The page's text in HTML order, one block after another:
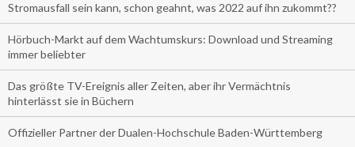
Stromausfall sein kann, schon geahnt, was 2022 auf ihn zukommt??
Hörbuch-Markt auf dem Wachtumskurs: Download und Streaming
immer beliebter
Das größte TV-Ereignis aller Zeiten, aber ihr Vermächtnis
hinterlässt sie in Büchern
Offizieller Partner der Dualen-Hochschule Baden-Württemberg